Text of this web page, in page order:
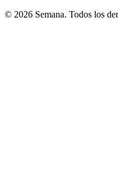
© 2026 Semana. Todos los